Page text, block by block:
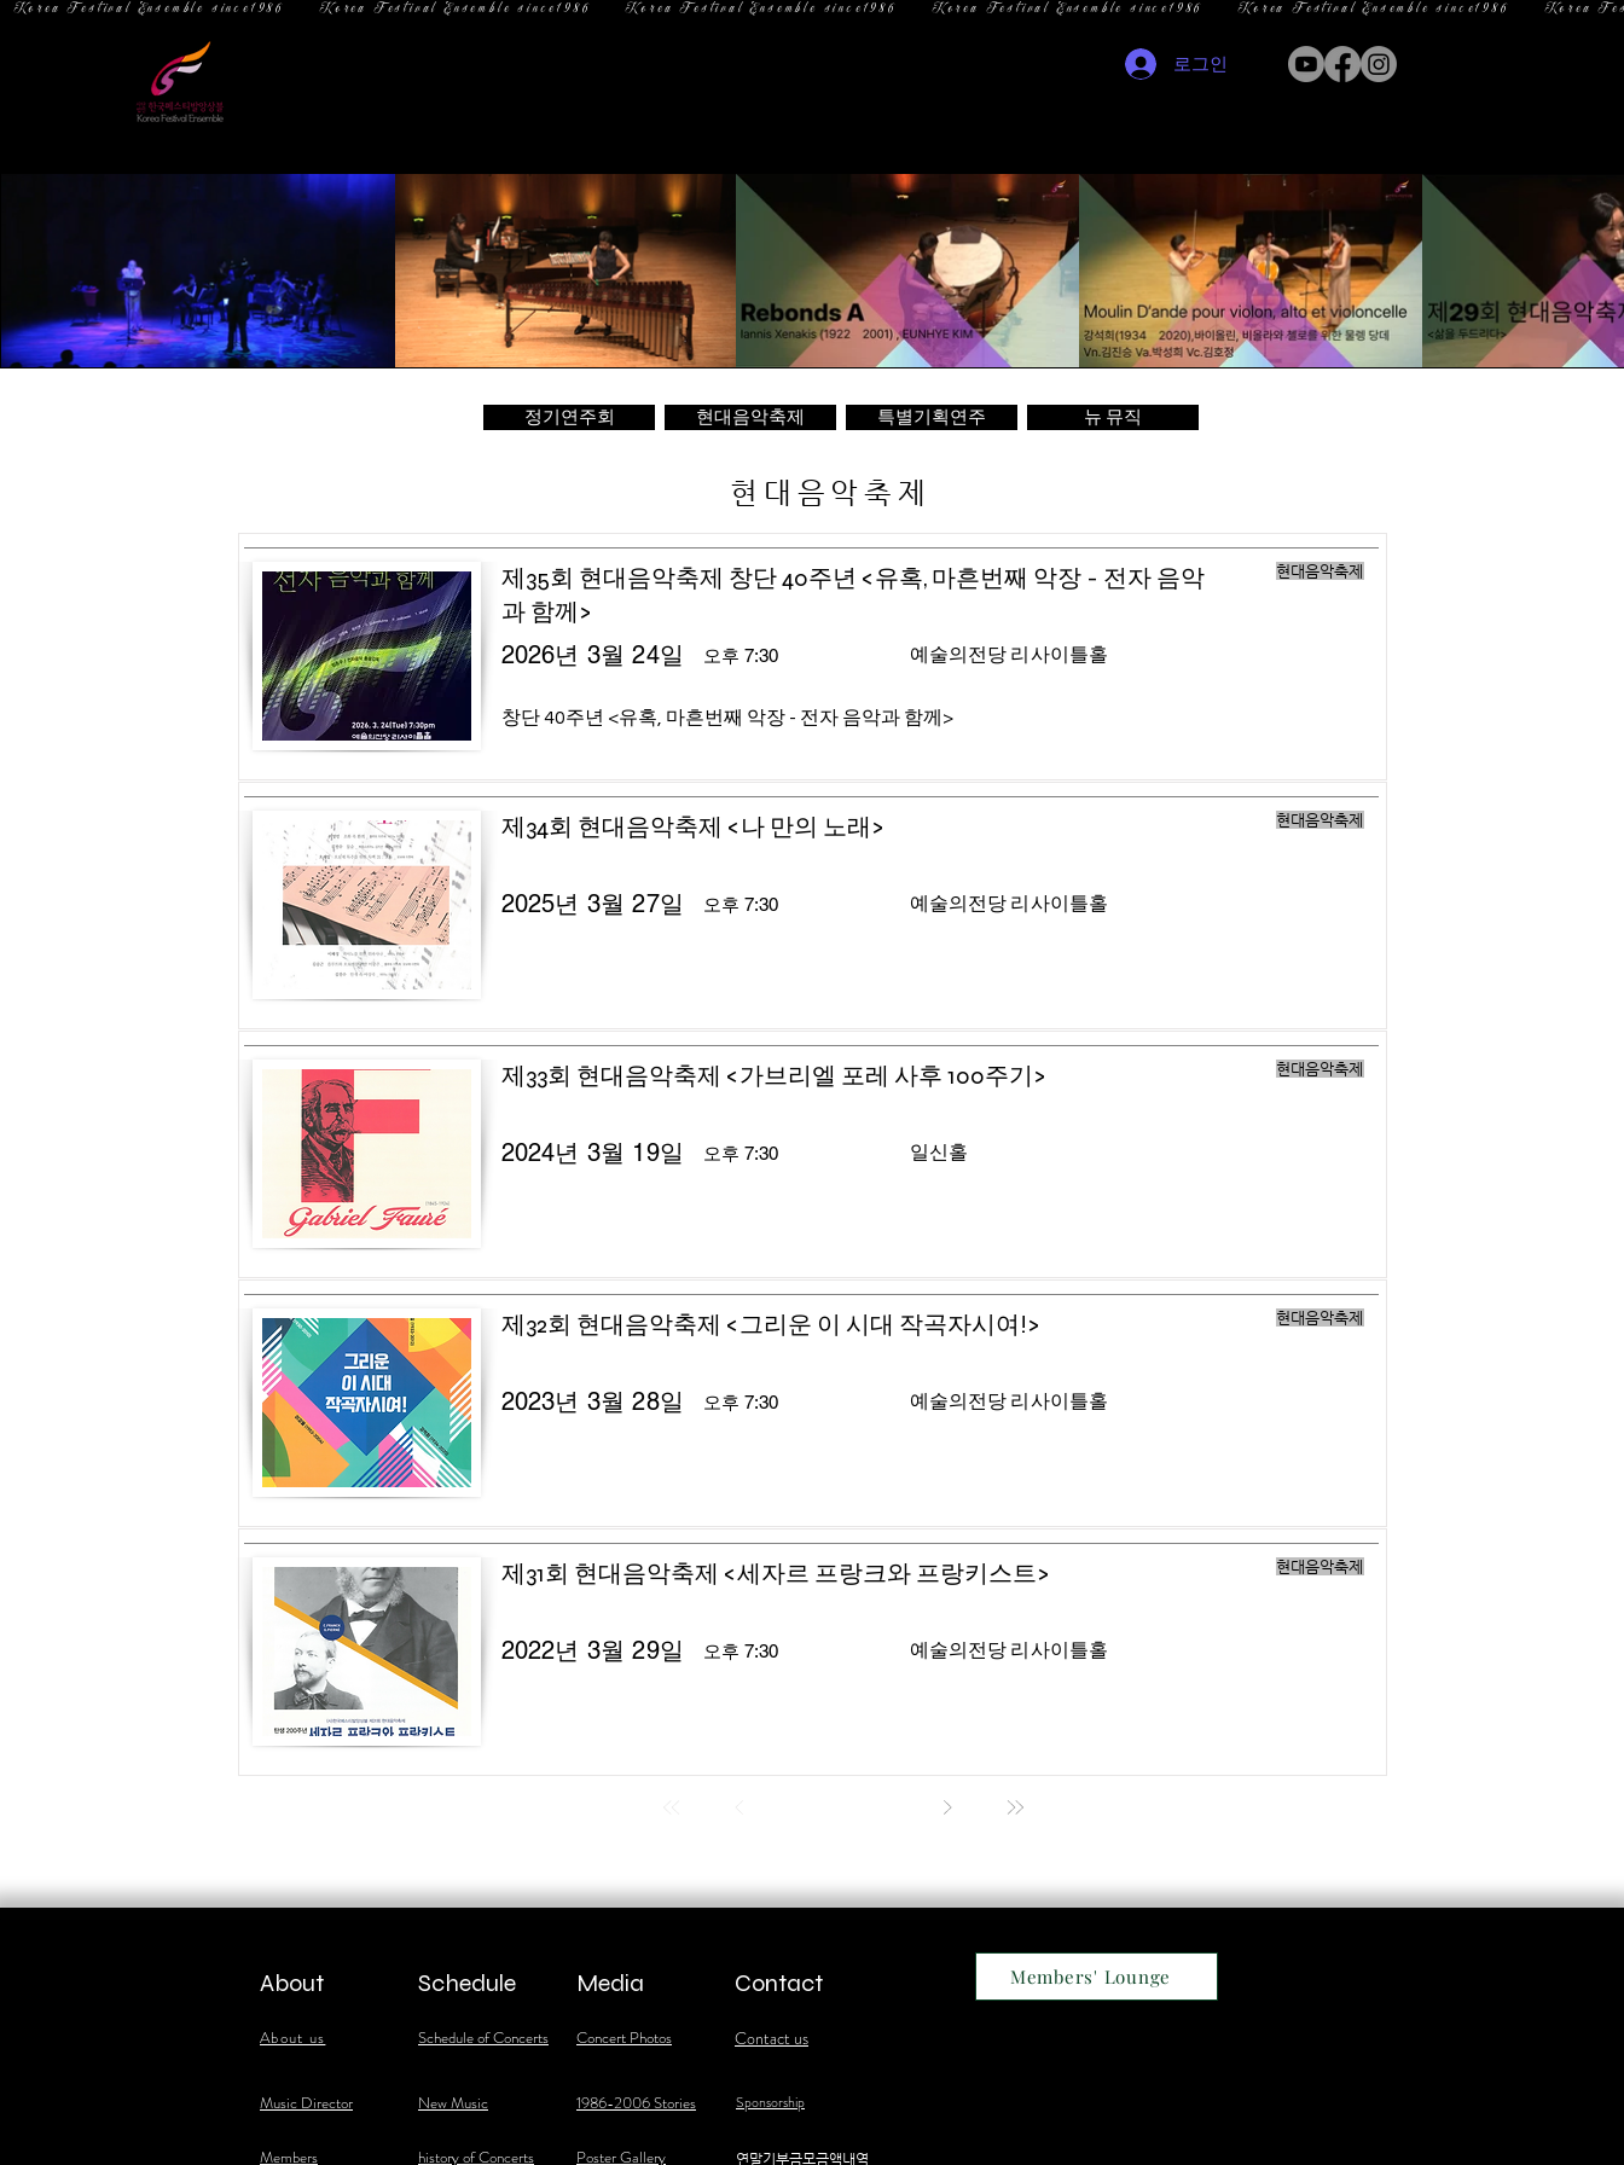
  Korea Festival Ensemble since1986
로그인
정기연주회 현대음악축제 특별기획연주 뉴 뮤직
현대음악축제
현대음악축제
제35회 현대음악축제 창단 40주년 <유혹, 마흔번째 악장 - 전자 음악
과 함께>
오후 7:30
2026년 3월 24일 예술의전당 리사이틀홀
창단 40주년 <유혹, 마흔번째 악장 - 전자 음악과 함께>
현대음악축제
제34회 현대음악축제 <나 만의 노래>
오후 7:30
2025년 3월 27일 예술의전당 리사이틀홀
현대음악축제
제33회 현대음악축제 <가브리엘 포레 사후 100주기>
오후 7:30
2024년 3월 19일 일신홀
현대음악축제
제32회 현대음악축제 <그리운 이 시대 작곡자시여!>
오후 7:30
2023년 3월 28일 예술의전당 리사이틀홀
현대음악축제
제31회 현대음악축제 <세자르 프랑크와 프랑키스트>
오후 7:30
2022년 3월 29일 예술의전당 리사이틀홀
About
About us
​Music Director
​Members
Schedule
Schedule of Concerts
Media
Concert Photos
Contact
Contact us
New Music 1986-2006 Stories Sponsorship
history of Concerts Poster Gallery ​연말기부금모금액내역
Members' Lounge